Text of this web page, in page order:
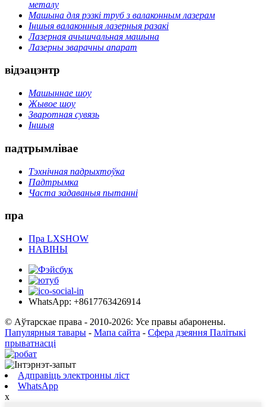
металу
Машына для рэзкі труб з валаконным лазерам
Іншыя валаконныя лазерныя разакі
Лазерная ачышчальная машына
Лазерны зварачны апарат
відэацэнтр
Машыннае шоу
Жывое шоу
Зваротная сувязь
Іншыя
падтрымлівае
Тэхнічная падрыхтоўка
Падтрымка
Часта задаваныя пытанні
пра
Пра LXSHOW
НАВІНЫ
WhatsApp: +8617763426914
© Аўтарскае права - 2010-2026: Усе правы абаронены.
Папулярныя тавары - Мапа сайта - Сфера дзеяння Палітыкі
прыватнасці
Адправіць электронны ліст
WhatsApp
x